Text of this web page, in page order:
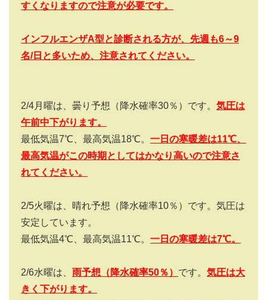
すくなりますので注意が必要です。
インフルエンザA型と診断される方が、先週も6～9
名/日と多いため、注意されてください。
2/4月曜は、曇り予想（降水確率30％）です。 気圧は
午前中下がります。
最低気温7℃、最高気温18℃。 一日の寒暖差は11℃、
最高気温がこの時期としてはかなり高いので注意さ
れてください。
2/5火曜は、晴れ予想（降水確率10％）です。気圧は
安定しています。
最低気温4℃、最高気温11℃。 一日の寒暖差は7℃。
2/6水曜は、 雨予想（降水確率50％） です。 気圧は大
きく下がります。